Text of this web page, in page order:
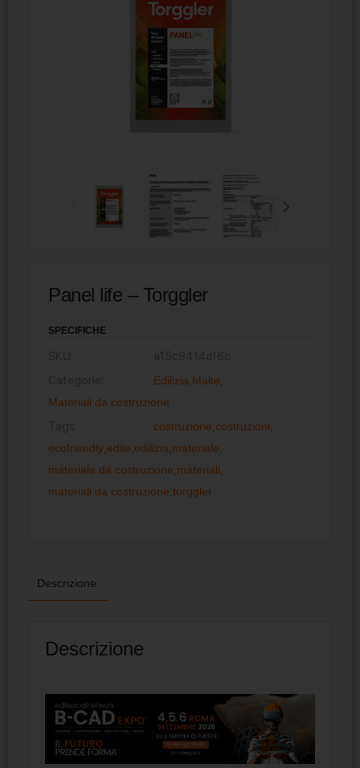
Panel life – Torggler
SPECIFICHE
Edilizia Malte
Materiali da costruzione
costruzione costruzioni
ecofriendly edile edilizia materiale
materiale da costruzione materiali
materiali da costruzione torggler
Descrizione
Descrizione